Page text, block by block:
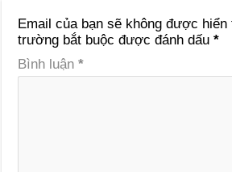
Email của bạn sẽ không được hiển
trường bắt buộc được đánh dấu*
Bình luận*